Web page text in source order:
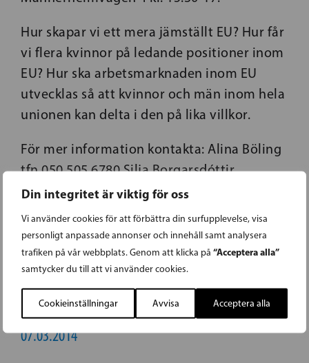
Din integritet är viktig för oss
Vi använder cookies för att förbättra din surfupplevelse, visa
personligt anpassade annonser och innehåll samt analysera
trafiken på vår webbplats. Genom att klicka på “Acceptera alla”
samtycker du till att vi använder cookies.
Cookieinställningar Avvisa Acceptera alla
Hur skapar vi ett mera jämställt EU? Hur får
vi flera kvinnor på ledande positioner inom
EU? Hur ska arbetsmarknaden inom EU
utvecklas så att kvinnor och män inom hela
unionen kan delta i den på lika villkor.
För mer information kontakta: Alina Böling
tfn 050 505 6780 Silja Borgarsdóttir
Sandelin tfn 050 366 8291 Christina Gestrin
tfn 050 511 3121
07.03.2014